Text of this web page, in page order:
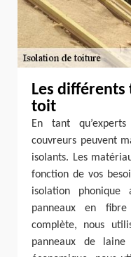
Les différents
toit
En tant
couvreurs peuvent
isolants. Les
fonction de vos
isolation phonique
panneaux en
complète, nous
panneaux de